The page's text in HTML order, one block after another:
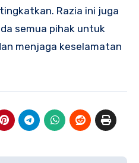
Razia ini juga
semua pihak untuk
menjaga keselamatan